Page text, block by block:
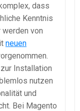
dass
Kenntnis
von
neuen
Installation
nutzen
und
Bei Magento